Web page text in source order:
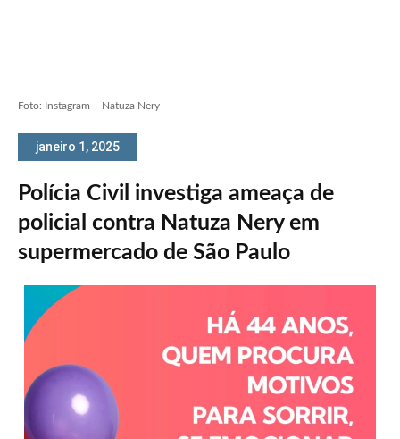
Foto: Instagram – Natuza Nery
janeiro 1, 2025
Polícia Civil investiga ameaça de
policial contra Natuza Nery em
supermercado de São Paulo